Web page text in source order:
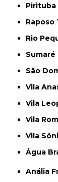
Pirituba
Rio
Sumaré
São
Vila
Vila
Vila
Vila
Água
Anália